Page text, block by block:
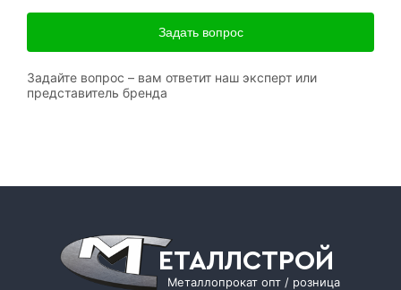
Задать вопрос
Задайте вопрос – вам ответит наш эксперт или
представитель бренда
ЕТАЛЛСТРОЙ
Металлопрокат опт / розница